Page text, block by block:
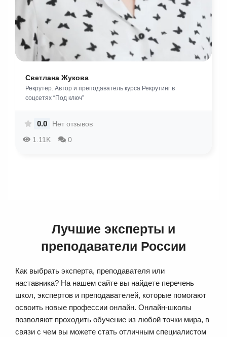
Светлана Жукова
Рекрутер. Автор и преподаватель курса Рекрутинг в
соцсетях “Под ключ”
1.11K 0
0.0 Нет отзывов
Лучшие эксперты и
преподаватели России
Как выбрать эксперта, преподавателя или
наставника? На нашем сайте вы найдете перечень
школ, экспертов и преподавателей, которые помогают
освоить новые профессии онлайн. Онлайн-школы
позволяют проходить обучение из любой точки мира, в
связи с чем вы можете стать отличным специалистом